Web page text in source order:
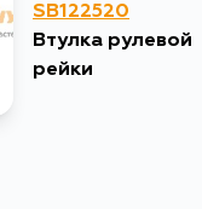
SB122520
Втулка рулевой
рейки